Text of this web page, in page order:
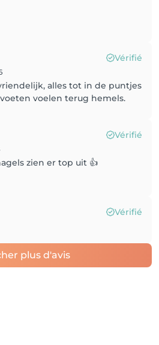
Vérifié
alles tot in de puntjes
voelen terug hemels.
Vérifié
zien er top uit 👍
Vérifié
plus d'avis